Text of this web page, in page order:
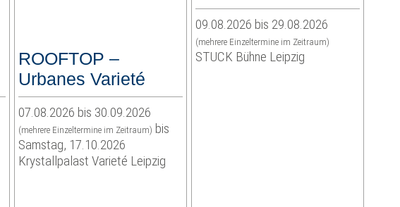
ROOFTOP –
Urbanes Varieté
07.08.2026 bis 30.09.2026
(mehrere Einzeltermine im Zeitraum) bis
Samstag, 17.10.2026
Krystallpalast Varieté Leipzig
09.08.2026 bis 29.08.2026
(mehrere Einzeltermine im Zeitraum)
STUCK Bühne Leipzig